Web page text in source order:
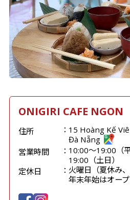
ONIGIRI CAFE NGON
住所
15 Hoàng Kế
Đà Nẵng
営業時間
10:00～19:00（
19:00（土日）
定休日
火曜日（夏休み
年末年始はオープ